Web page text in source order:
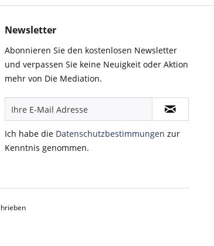
Newsletter
Abonnieren Sie den kostenlosen Newsletter
und verpassen Sie keine Neuigkeit oder Aktion
mehr von Die Mediation.
Ich habe die Datenschutzbestimmungen zur
Kenntnis genommen.